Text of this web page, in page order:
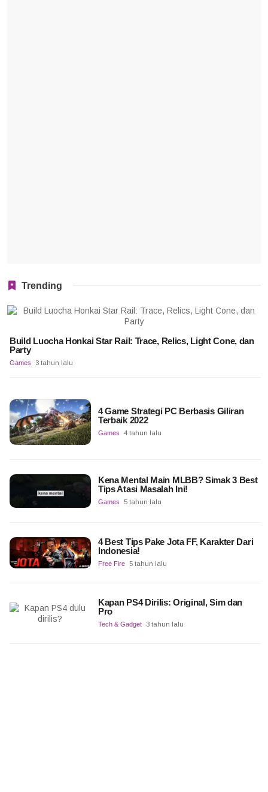
Trending
Build Luocha Honkai Star Rail: Trace, Relics, Light Cone, dan
Party
Games 3 tahun lalu
4 Game Strategi PC Berbasis Giliran
Terbaik 2022
Games 4 tahun lalu
Kena Mental Main MLBB? Simak 3 Best
Tips Atasi Masalah Ini!
Games 5 tahun lalu
4 Best Tips Pake Jota FF, Karakter Dari
Indonesia!
Free Fire 5 tahun lalu
Kapan PS4 Dirilis: Original, Sim dan
Pro
Tech & Gadget 3 tahun lalu